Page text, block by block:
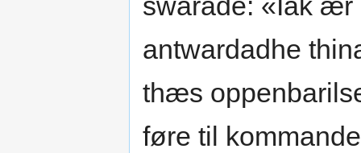
antwardadhe
thæs
føre til